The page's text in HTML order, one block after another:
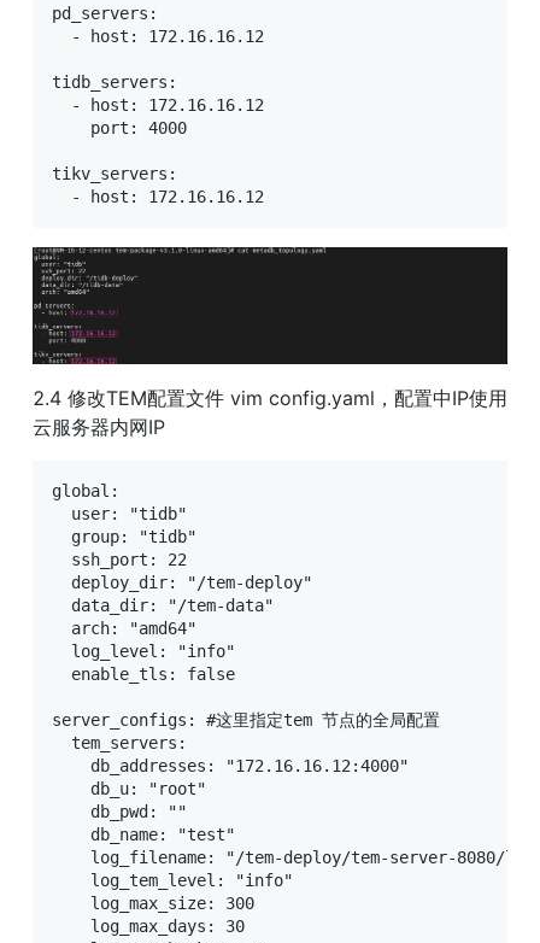
pd_servers:
-
host: 172.16.16.12
tidb_servers:
-
host: 172.16.16.12
    port: 4000
tikv_servers:
-
host: 172.16.16.12
2.4 修改TEM配置文件 vim config.yaml，配置中IP使用
云服务器内网IP
global:
  user: "tidb"
  group: "tidb"
  ssh_port: 22
  deploy_dir: "/tem-deploy"
  data_dir: "/tem-data"
  arch: "amd64"
  log_level: "info"
  enable_tls: false
server_configs: #这里指定tem 节点的全局配置
  tem_servers:
    db_addresses: "172.16.16.12:4000"
    db_u: "root"
    db_pwd: ""
    db_name: "test"
log_filename: "/tem-deploy/tem-server-8080/
    log_tem_level: "info"
    log_max_size: 300
    log_max_days: 30